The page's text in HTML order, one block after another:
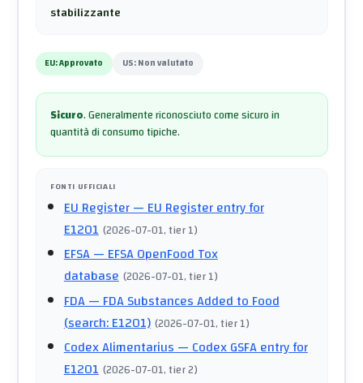
stabilizzante
EU:Approvato US:Non valutato
Sicuro.Generalmente riconosciuto come sicuro in
quantità di consumo tipiche.
FONTI UFFICIALI
EU Register— EU Register entry for
E1201 (2026-07-01, tier 1)
EFSA— EFSA OpenFood Tox
database (2026-07-01, tier 1)
FDA— FDA Substances Added to Food
(search: E1201) (2026-07-01, tier 1)
Codex Alimentarius— Codex GSFA entry for
E1201 (2026-07-01, tier 2)